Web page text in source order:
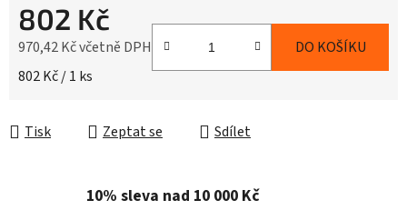
802 Kč
970,42 Kč včetně DPH
Měrná cena:
802 Kč / 1 ks
DO KOŠÍKU
Tisk Zeptat se Sdílet
10% sleva nad 10 000 Kč